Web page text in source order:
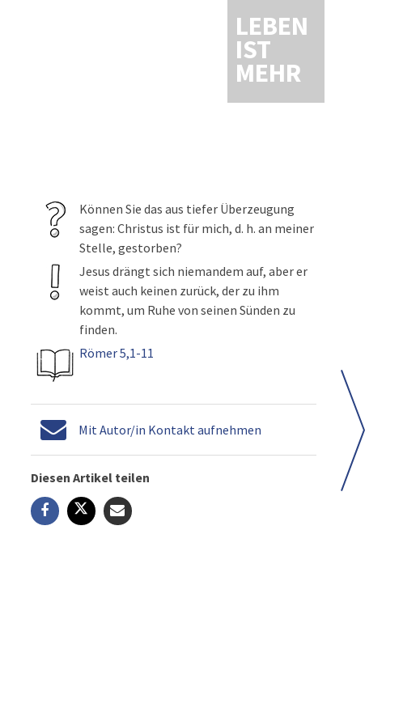
LEBEN
IST
MEHR
Können Sie das aus tiefer Überzeugung
sagen: Christus ist für mich, d. h. an meiner
Stelle, gestorben?
Jesus drängt sich niemandem auf, aber er
weist auch keinen zurück, der zu ihm
kommt, um Ruhe von seinen Sünden zu
finden.
Römer 5,1-11
Mit Autor/in Kontakt aufnehmen
Diesen Artikel teilen